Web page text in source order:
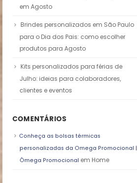
em Agosto
Brindes personalizados em São Paulo
para o Dia dos Pais: como escolher
produtos para Agosto
Kits personalizados para férias de
Julho: ideias para colaboradores,
clientes e eventos
COMENTÁRIOS
Conheça as bolsas térmicas
personalizadas da Omega Promocional |
Ômega Promocional em Home